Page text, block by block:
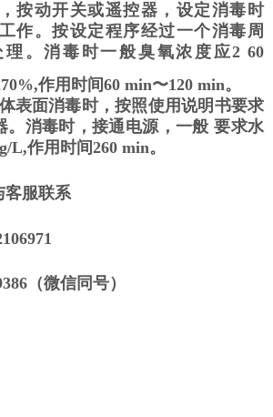
按动开关或遥控器，设定消毒时
作。按设定程序经过一个消毒周
理。消毒时一般臭氧浓度应2 60
作用时间60 min〜120 min。
表面消毒时，按照使用说明书要求
。消毒时，接通电源，一般 要求水
L,作用时间260 min。
客服联系
（微信同号）